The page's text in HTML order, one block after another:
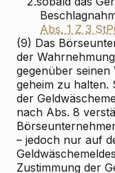
Abs. 1 Z 3
(9) Das
der
gegenüber
geheim zu halten.
der
nach Abs. 8
– jedoch nur auf
Zustimmung der